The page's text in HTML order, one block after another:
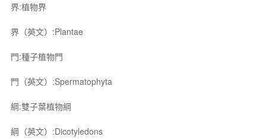
界:植物界
界（英文）:Plantae
門:種子植物門
門（英文）:Spermatophyta
綱:雙子葉植物綱
綱（英文）:Dicotyledons